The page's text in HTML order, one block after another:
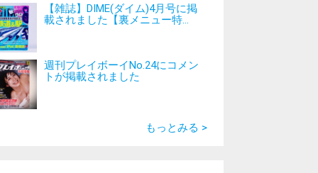
【雑誌】DIME(ダイム)4月号に掲
載されました【裏メニュー特...
週刊プレイボーイNo.24にコメン
トが掲載されました
もっとみる >